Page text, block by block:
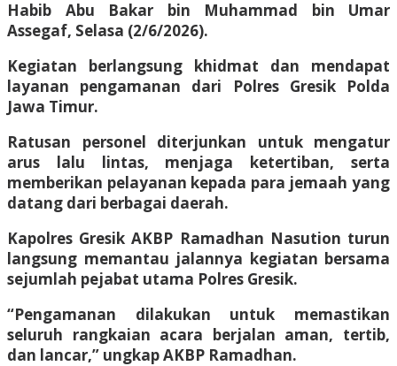
Habib Abu Bakar bin Muhammad bin Umar
Assegaf, Selasa (2/6/2026).
Kegiatan berlangsung khidmat dan mendapat
layanan pengamanan dari Polres Gresik Polda
Jawa Timur.
Ratusan personel diterjunkan untuk mengatur
arus lalu lintas, menjaga ketertiban, serta
memberikan pelayanan kepada para jemaah yang
datang dari berbagai daerah.
Kapolres Gresik AKBP Ramadhan Nasution turun
langsung memantau jalannya kegiatan bersama
sejumlah pejabat utama Polres Gresik.
“Pengamanan dilakukan untuk memastikan
seluruh rangkaian acara berjalan aman, tertib,
dan lancar,” ungkap AKBP Ramadhan.